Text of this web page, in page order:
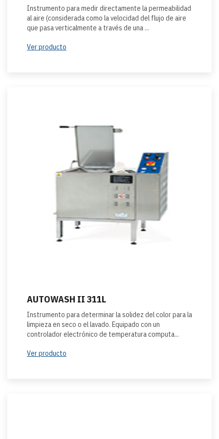
Instrumento para medir directamente la permeabilidad
al aire (considerada como la velocidad del flujo de aire
que pasa verticalmente a través de una ...
Ver producto
AUTOWASH II 311L
Instrumento para determinar la solidez del color para la
limpieza en seco o el lavado. Equipado con un
controlador electrónico de temperatura computa...
Ver producto